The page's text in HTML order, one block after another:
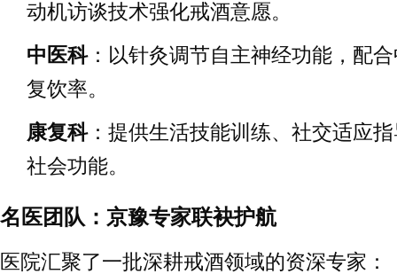
动机访谈技术强化戒酒意愿。
中医科：以针灸调节自主神经功能，配
复饮率。
康复科：提供生活技能训练、社交适应
社会功能。
名医团队：京豫专家联袂护航
医院汇聚了一批深耕戒酒领域的资深专家：